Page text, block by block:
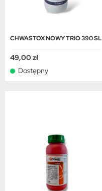
CHWASTOX NOWY TRIO 390 SL
49,00 zł
Dostępny